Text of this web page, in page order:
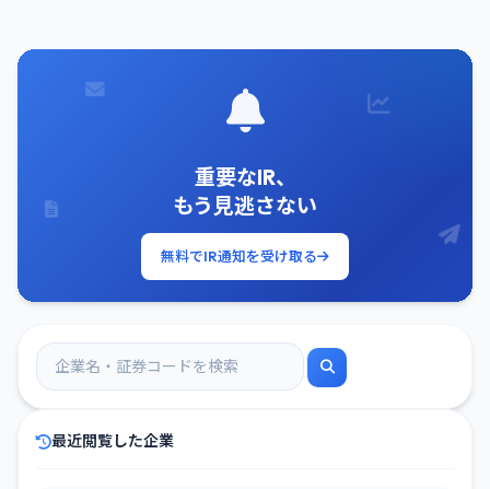
重要なIR、
もう見逃さない
無料でIR通知を受け取る
最近閲覧した企業